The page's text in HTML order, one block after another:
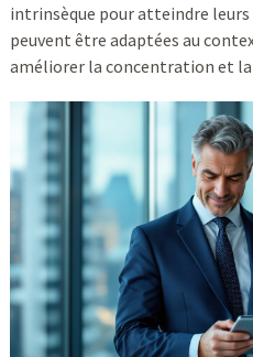
intrinsèque pour atteindre leurs
peuvent être adaptées au
améliorer la concentration et la